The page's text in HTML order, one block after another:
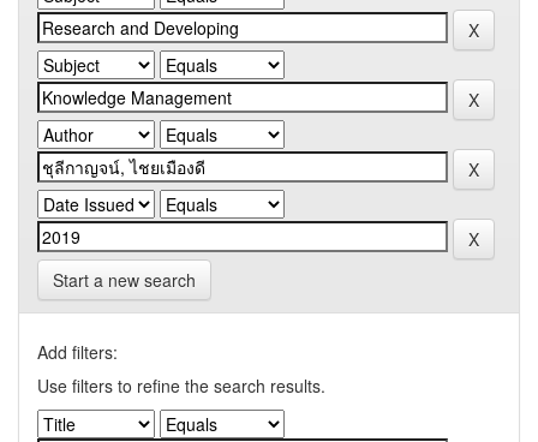
Start a new search
Add filters:
Use filters to refine the search results.